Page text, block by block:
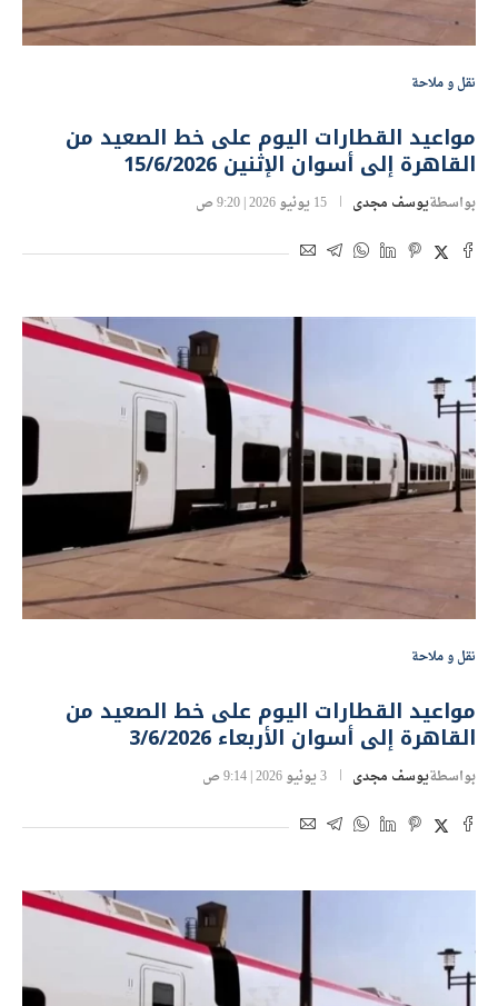
نقل و ملاحة
مواعيد القطارات اليوم على خط الصعيد من
القاهرة إلى أسوان الإثنين 15/6/2026
بواسطةيوسف مجدى 15 يونيو 2026 | 9:20 ص
نقل و ملاحة
مواعيد القطارات اليوم على خط الصعيد من
القاهرة إلى أسوان الأربعاء 3/6/2026
بواسطةيوسف مجدى 3 يونيو 2026 | 9:14 ص